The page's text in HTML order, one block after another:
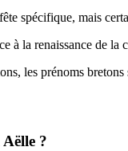
spécifique, mais
à la renaissance de la
les prénoms
?